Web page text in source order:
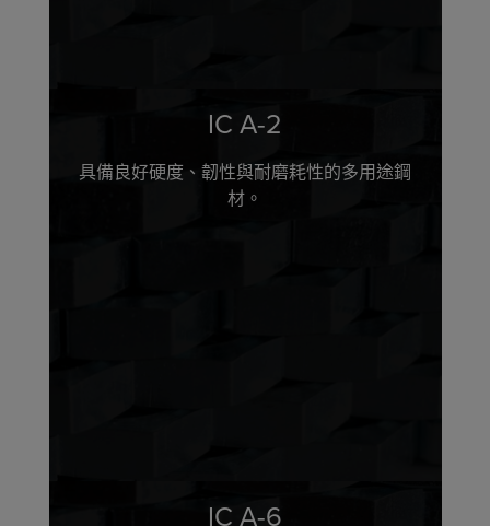
IC A-2
具備良好硬度、韌性與耐磨耗性的多用途鋼
材。
IC A-6